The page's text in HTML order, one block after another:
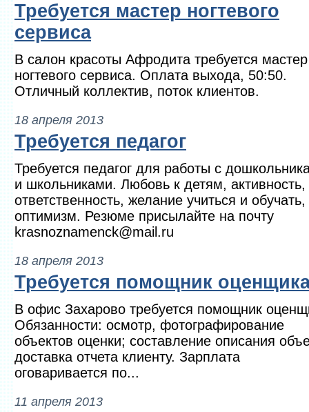
Требуется мастер ногтевого
сервиса
В салон красоты Афродита требуется мастер
ногтевого сервиса. Оплата выхода, 50:50.
Отличный коллектив, поток клиентов.
18 апреля 2013
Требуется педагог
Требуется педагог для работы с
и школьниками. Любовь к детям, активность,
ответственность, желание учиться и обучать,
оптимизм. Резюме присылайте на почту
krasnoznamenck@mail.ru
18 апреля 2013
Требуется помощник
В офис Захарово требуется помощник
Обязанности: осмотр, фотографирование
объектов оценки; составление описания
доставка отчета клиенту. Зарплата
оговаривается по...
11 апреля 2013